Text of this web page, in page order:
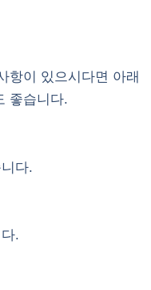
항이 있으시다면 아래
좋습니다.
다.
.